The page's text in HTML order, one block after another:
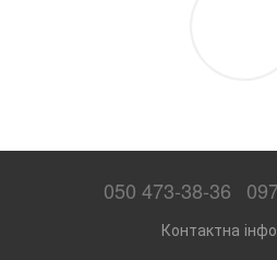
050 473-38-36
Контактна